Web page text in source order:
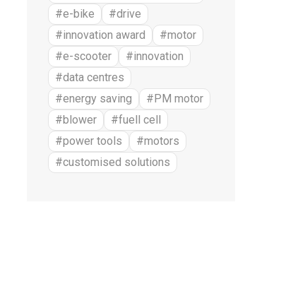
#e-bike
#drive
#innovation award
#motor
#e-scooter
#innovation
#data centres
#energy saving
#PM motor
#blower
#fuell cell
#power tools
#motors
#customised solutions